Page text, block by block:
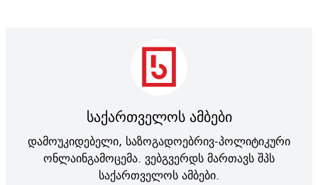
საქართველოს ამბები
დამოუკიდებელი, საზოგადოებრივ-პოლიტიკური
ონლაინგამოცემა. ვებგვერდს მართავს შპს
საქართველოს ამბები.